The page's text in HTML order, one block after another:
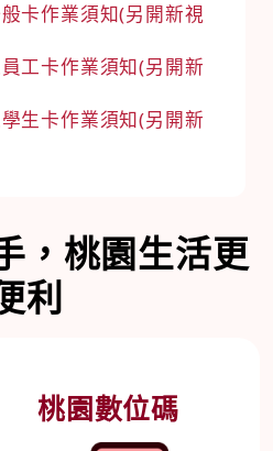
卡作業須知(另開新視
工卡作業須知(另開新
生卡作業須知(另開新
，桃園生活更
利
桃園數位碼